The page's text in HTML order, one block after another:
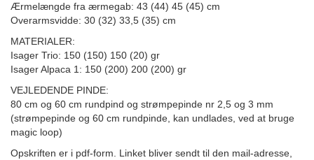
Ærmelængde fra ærmegab: 43 (44) 45 (45) cm
Overarmsvidde: 30 (32) 33,5 (35) cm
MATERIALER:
Isager Trio: 150 (150) 150 (20) gr
Isager Alpaca 1: 150 (200) 200 (200) gr
VEJLEDENDE PINDE:
80 cm og 60 cm rundpind og strømpepinde nr 2,5 og 3 mm
(strømpepinde og 60 cm rundpinde, kan undlades, ved at bruge
magic loop)
Opskriften er i pdf-form. Linket bliver sendt til den mail-adresse,